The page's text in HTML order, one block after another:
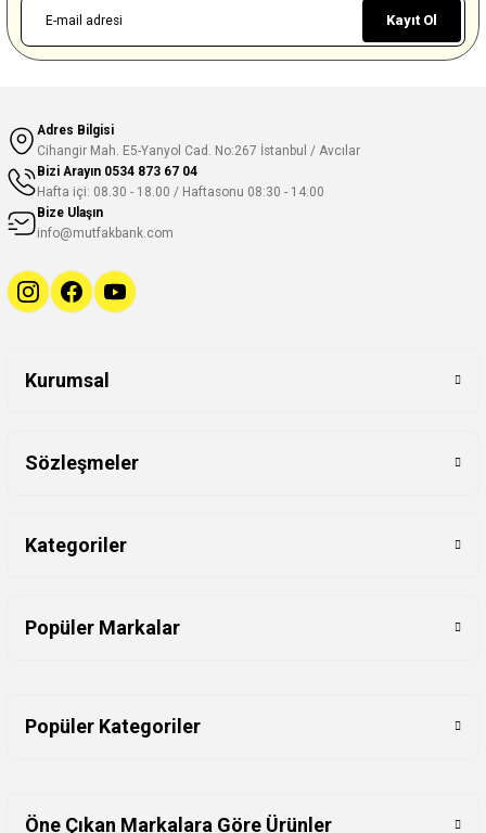
Kayıt Ol
Adres Bilgisi
Cihangir Mah. E5-Yanyol Cad. No:267 İstanbul / Avcılar
Bizi Arayın 0534 873 67 04
Hafta içi: 08.30 - 18.00 / Haftasonu 08:30 - 14:00
Bize Ulaşın
info@mutfakbank.com
Kurumsal
Sözleşmeler
Kategoriler
Popüler Markalar
Popüler Kategoriler
Öne Çıkan Markalara Göre Ürünler